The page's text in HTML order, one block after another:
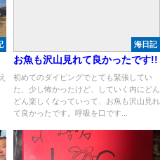
海日記
お魚も沢山見れて良かったです!!
初めてのダイビングでとても緊張してい
た、少し怖かったけど、していく内にどん
どん楽しくなっていって、お魚も沢山見れ
て良かったです。呼吸を口です...